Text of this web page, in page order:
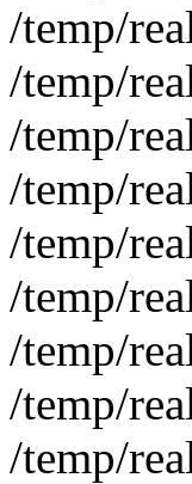
/temp/
/temp/
/temp/
/temp/
/temp/
/temp/
/temp/
/temp/
/temp/